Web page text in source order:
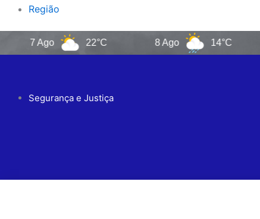
Região
22°C 14°C
Segurança e Justiça